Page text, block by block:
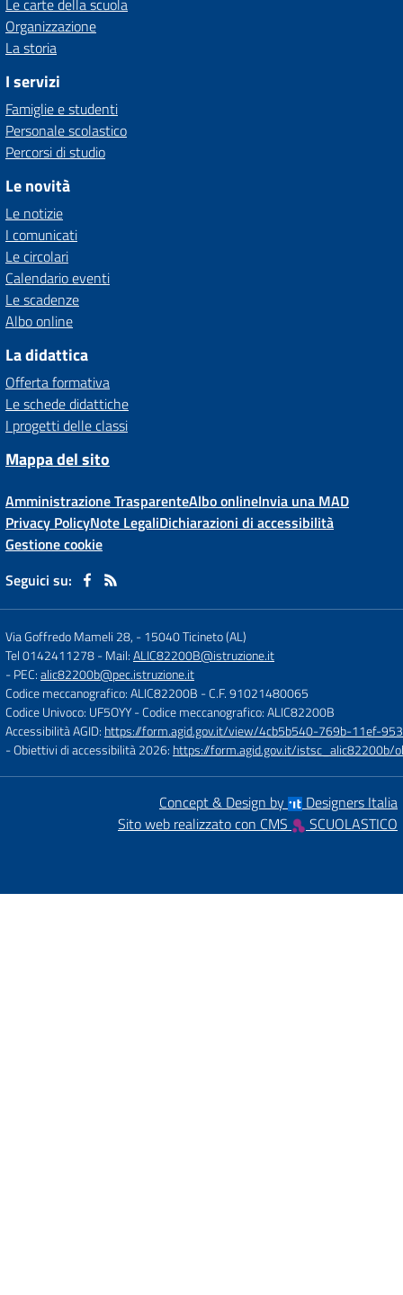
Le carte della scuola
Organizzazione
La storia
I servizi
Famiglie e studenti
Personale scolastico
Percorsi di studio
Le novità
Le notizie
I comunicati
Le circolari
Calendario eventi
Le scadenze
Albo online
La didattica
Offerta formativa
Le schede didattiche
I progetti delle classi
Mappa del sito
Amministrazione TrasparenteAlbo onlineInvia una MAD
Privacy PolicyNote LegaliDichiarazioni di accessibilità
Gestione cookie
Seguici su:
Via Goffredo Mameli 28, -15040 Ticineto (AL)
Tel 0142411278- Mail:ALIC82200B@istruzione.it
- PEC:alic82200b@pec.istruzione.it
Codice meccanografico: ALIC82200B - C.F. 91021480065
Codice Univoco: UF5OYY- Codice meccanografico: ALIC82200B
Accessibilità AGID: https://form.agid.gov.it/view/4cb5b540-769b-11ef-
- Obiettivi di accessibilità 2026: https://form.agid.gov.it/
Concept & Design by
Designers Italia
Sito web realizzato con CMS
SCUOLASTICO